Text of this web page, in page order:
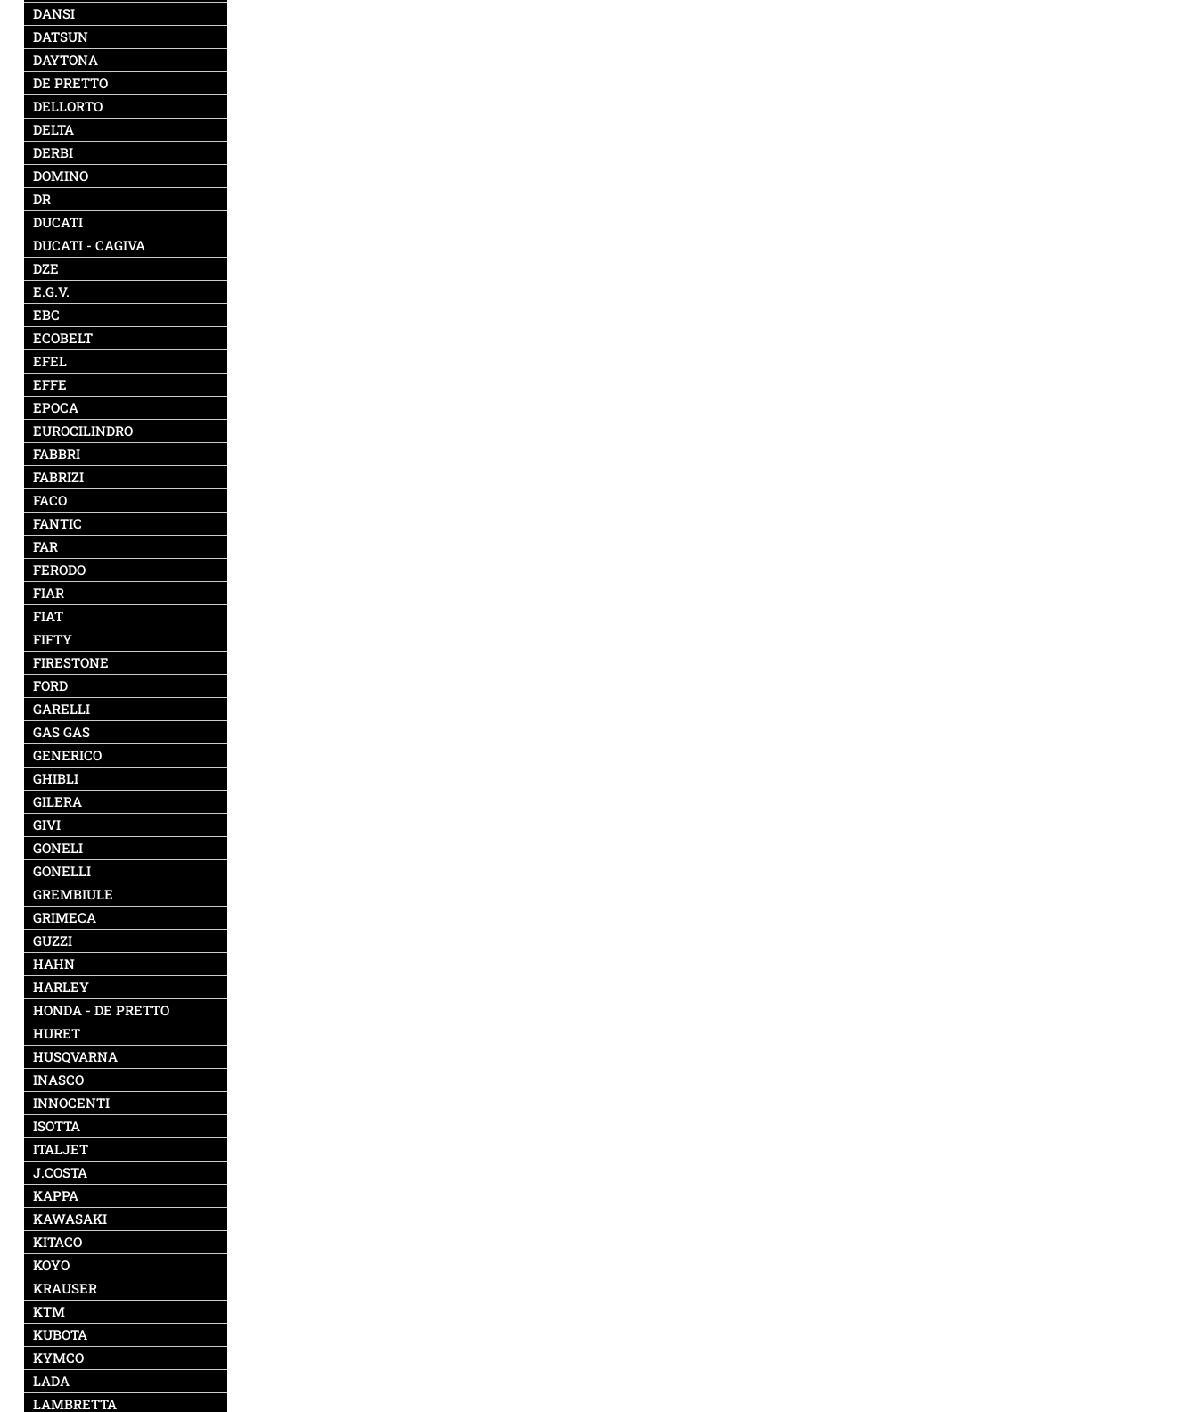
DANSI
DATSUN
DAYTONA
DE PRETTO
DELLORTO
DELTA
DERBI
DOMINO
DR
DUCATI
DUCATI - CAGIVA
DZE
E.G.V.
EBC
ECOBELT
EFEL
EFFE
EPOCA
EUROCILINDRO
FABBRI
FABRIZI
FACO
FANTIC
FAR
FERODO
FIAR
FIAT
FIFTY
FIRESTONE
FORD
GARELLI
GAS GAS
GENERICO
GHIBLI
GILERA
GIVI
GONELI
GONELLI
GREMBIULE
GRIMECA
GUZZI
HAHN
HARLEY
HONDA - DE PRETTO
HURET
HUSQVARNA
INASCO
INNOCENTI
ISOTTA
ITALJET
J.COSTA
KAPPA
KAWASAKI
KITACO
KOYO
KRAUSER
KTM
KUBOTA
KYMCO
LADA
LAMBRETTA